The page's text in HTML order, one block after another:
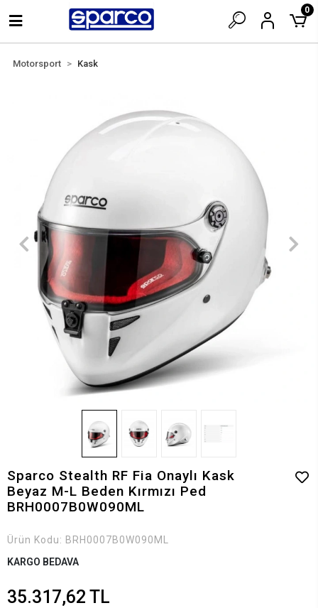
0
Motorsport Kask
Sparco Stealth RF Fia Onaylı Kask
Beyaz M-L Beden Kırmızı Ped
BRH0007B0W090ML
Ürün Kodu: BRH0007B0W090ML
KARGO BEDAVA
35.317,62 TL